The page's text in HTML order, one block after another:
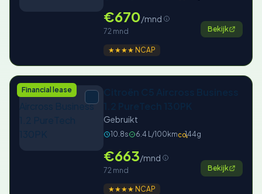
€670/mnd
72 mnd Bekijk
★★★★ NCAP
Financial lease
Gebruikt
10.8s 6.4 L/100kmCO₂144g
€663/mnd
72 mnd Bekijk
★★★★ NCAP